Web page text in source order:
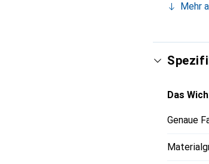
Schulen
Mehr
Das
Genaue